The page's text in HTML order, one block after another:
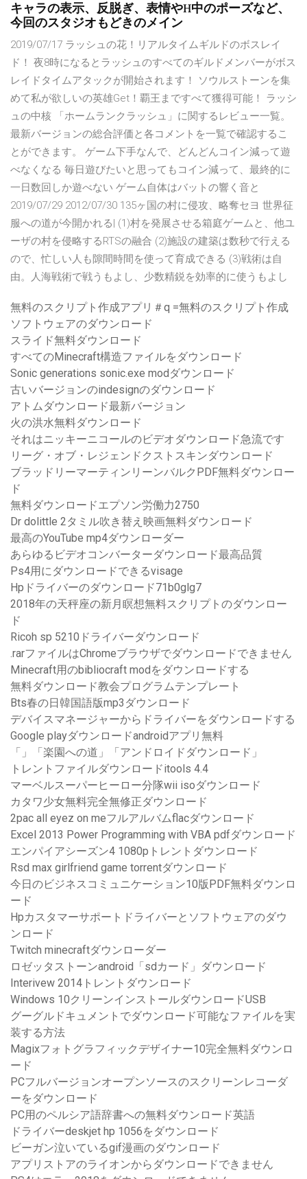
キャラの表示、反脱ぎ、表情やH中のポーズなど、
今回のスタジオもどきのメイン
2019/07/17 ラッシュの花！リアルタイムギルドのボスレイ
ド！ 夜8時になるとラッシュのすべてのギルドメンバーがボス
レイドタイムアタックが開始されます！ ソウルストーンを集
めて私が欲しいの英雄Get！覇王まですべて獲得可能！ ラッシ
ュの中核 「ホームランクラッシュ」に関するレビュー一覧。
最新バージョンの総合評価と各コメントを一覧で確認するこ
とができます。 ゲーム下手なんで、どんどんコイン減って遊
べなくなる 毎日遊びたいと思ってもコイン減って、最終的に
一日数回しか遊べない ゲーム自体はバットの響く音と
2019/07/29 2012/07/30 135ヶ国の村に侵攻、略奪セヨ 世界征
服への道が今開かれる| (1)村を発展させる箱庭ゲームと、他ユ
ーザの村を侵略するRTSの融合 (2)施設の建築は数秒で行える
ので、忙しい人も隙間時間を使って育成できる (3)戦術は自
由。人海戦術で戦うもよし、少数精鋭を効率的に使うもよし
無料のスクリプト作成アプリ＃q =無料のスクリプト作成
ソフトウェアのダウンロード
スライド無料ダウンロード
すべてのMinecraft構造ファイルをダウンロード
Sonic generations sonic.exe modダウンロード
古いバージョンのindesignのダウンロード
アトムダウンロード最新バージョン
火の洪水無料ダウンロード
それはニッキーニコールのビデオダウンロード急流です
リーグ・オブ・レジェンドクストスキンダウンロード
ブラッドリーマーティンリーンバルクPDF無料ダウンロー
ド
無料ダウンロードエプソン労働力2750
Dr dolittle 2タミル吹き替え映画無料ダウンロード
最高のYouTube mp4ダウンローダー
あらゆるビデオコンバーターダウンロード最高品質
Ps4用にダウンロードできるvisage
Hpドライバーのダウンロード71b0glg7
2018年の天秤座の新月瞑想無料スクリプトのダウンロー
ド
Ricoh sp 5210ドライバーダウンロード
.rarファイルはChromeブラウザでダウンロードできません
Minecraft用のbibliocraft modをダウンロードする
無料ダウンロード教会プログラムテンプレート
Bts春の日韓国語版mp3ダウンロード
デバイスマネージャーからドライバーをダウンロードする
Google playダウンロードandroidアプリ無料
「」「楽園への道」「アンドロイドダウンロード」
トレントファイルダウンロードitools 4.4
マーベルスーパーヒーロー分隊wii isoダウンロード
カタワ少女無料完全無修正ダウンロード
2pac all eyez on meフルアルバムflacダウンロード
Excel 2013 Power Programming with VBA pdfダウンロード
エンパイアシーズン4 1080pトレントダウンロード
Rsd max girlfriend game torrentダウンロード
今日のビジネスコミュニケーション10版PDF無料ダウンロ
ード
Hpカスタマーサポートドライバーとソフトウェアのダウ
ンロード
Twitch minecraftダウンローダー
ロゼッタストーンandroid「sdカード」ダウンロード
Interivew 2014トレントダウンロード
Windows 10クリーンインストールダウンロードUSB
グーグルドキュメントでダウンロード可能なファイルを実
装する方法
Magixフォトグラフィックデザイナー10完全無料ダウンロ
ード
PCフルバージョンオープンソースのスクリーンレコーダ
ーをダウンロード
PC用のペルシア語辞書への無料ダウンロード英語
ドライバーdeskjet hp 1056をダウンロード
ビーガン泣いているgif漫画のダウンロード
アプリストアのライオンからダウンロードできません